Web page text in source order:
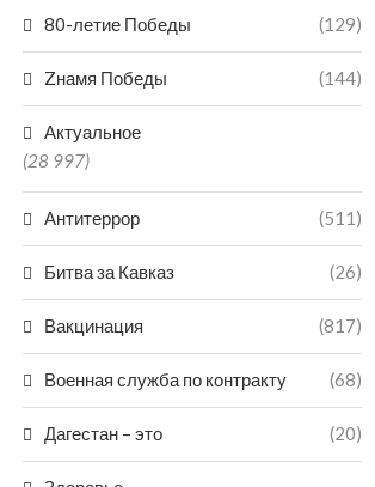
80-летие Победы (129)
Zнамя Победы (144)
Актуальное
(28 997)
Антитеррор (511)
Битва за Кавказ (26)
Вакцинация (817)
Военная служба по контракту (68)
Дагестан – это (20)